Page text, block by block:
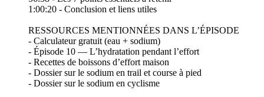
1:00:20 - Conclusion et liens utiles
RESSOURCES MENTIONNÉES DANS L’ÉPISODE
- Calculateur gratuit (eau + sodium)
- Épisode 10 — L’hydratation pendant l’effort
- Recettes de boissons d’effort maison
- Dossier sur le sodium en trail et course à pied
- Dossier sur le sodium en cyclisme